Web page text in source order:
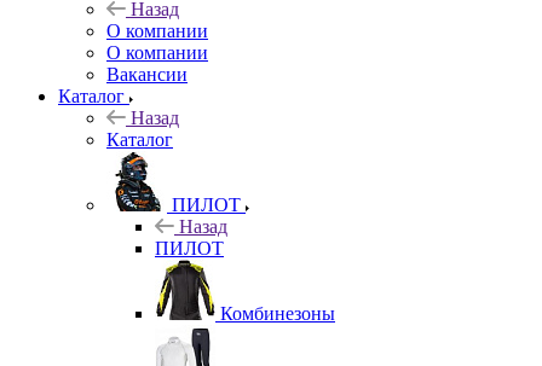
Назад
О компании
О компании
Вакансии
Каталог
Назад
Каталог
ПИЛОТ
Назад
ПИЛОТ
Комбинезоны